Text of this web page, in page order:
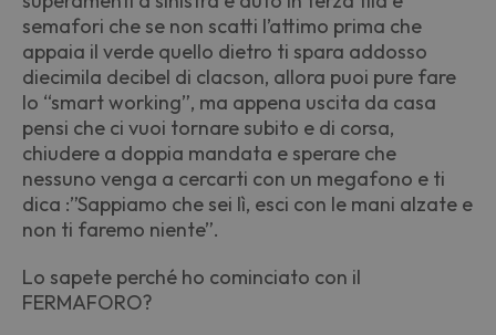
semafori che se non scatti l’attimo prima che
appaia il verde quello dietro ti spara addosso
diecimila decibel di clacson, allora puoi pure fare
lo “smart working”, ma appena uscita da casa
pensi che ci vuoi tornare subito e di corsa,
chiudere a doppia mandata e sperare che
nessuno venga a cercarti con un megafono e ti
dica :”Sappiamo che sei lì, esci con le mani alzate e
non ti faremo niente”.
Lo sapete perché ho cominciato con il
FERMAFORO?